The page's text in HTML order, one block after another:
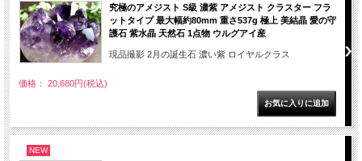
究極のアメジスト S級 濃紫 アメジスト クラスター フラ
ットタイプ 最大幅約80mm 重さ537g 極上 美結晶 愛の守
護石 紫水晶 天然石 1点物 ウルグアイ産
現品撮影 2月の誕生石 濃い紫 ロイヤルクラス
価格： 20,680円(税込)
NEW